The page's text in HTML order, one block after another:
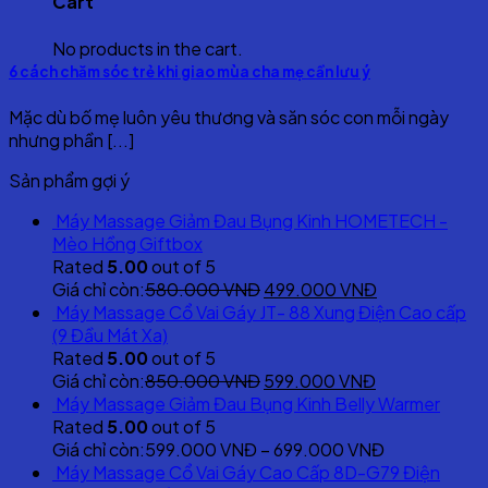
No products in the cart.
6 cách chăm sóc trẻ khi giao mùa cha mẹ cần lưu ý
Mặc dù bố mẹ luôn yêu thương và săn sóc con mỗi ngày
nhưng phần [...]
Sản phẩm gợi ý
Máy Massage Giảm Đau Bụng Kinh HOMETECH -
Mèo Hồng Giftbox
Rated 5.00out of 5
Giá chỉ còn:580.000VNĐOriginal
price
499.000VNĐ
price
Máy Massage Cổ Vai Gáy JT- 88 Xung Điện Cao cấp
(9 Đầu Mát Xa)
Rated 5.00out of 5
Giá chỉ còn:850.000VNĐOriginal
price
850.000 VNĐ.
599.000VNĐ
price
599.000
Máy Massage Giảm Đau Bụng Kinh Belly Warmer
Rated 5.00out of 5
Giá chỉ còn:599.000VNĐ –699.000VNĐ
Máy Massage Cổ Vai Gáy Cao Cấp 8D-G79 Điện